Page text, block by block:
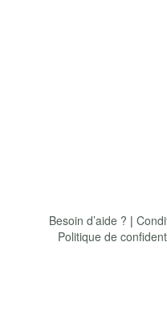
Besoin d’aide ? |
Politique de